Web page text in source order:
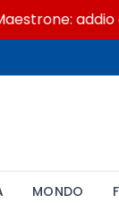
addio a
MONDO